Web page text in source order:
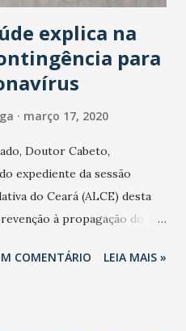
explica na
para
março 17, 2020
Doutor Cabeto,
expediente da sessão
do Ceará (ALCE) desta
à propagação do
na contenção da
COMENTÁRIO LEIA MAIS »